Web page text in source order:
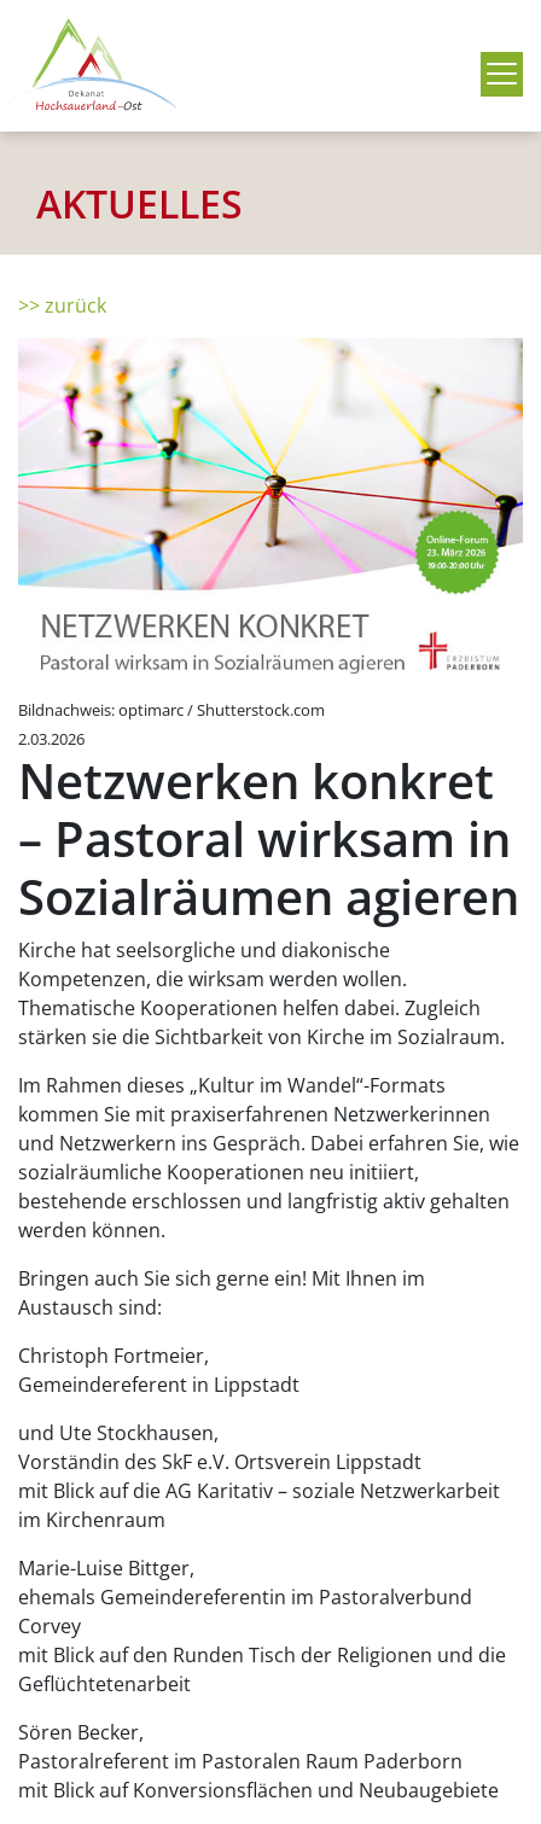
AKTUELLES
>> zurück
Bildnachweis: optimarc / Shutterstock.com
2.03.2026
Netzwerken konkret
– Pastoral wirksam in
Sozialräumen agieren
Kirche hat seelsorgliche und diakonische
Kompetenzen, die wirksam werden wollen.
Thematische Kooperationen helfen dabei. Zugleich
stärken sie die Sichtbarkeit von Kirche im Sozialraum.
Im Rahmen dieses „Kultur im Wandel“-Formats
kommen Sie mit praxiserfahrenen Netzwerkerinnen
und Netzwerkern ins Gespräch. Dabei erfahren Sie, wie
sozialräumliche Kooperationen neu initiiert,
bestehende erschlossen und langfristig aktiv gehalten
werden können.
Bringen auch Sie sich gerne ein! Mit Ihnen im
Austausch sind:
Christoph Fortmeier,
Gemeindereferent in Lippstadt
und Ute Stockhausen,
Vorständin des SkF e.V. Ortsverein Lippstadt
mit Blick auf die AG Karitativ – soziale Netzwerkarbeit
im Kirchenraum
Marie-Luise Bittger,
ehemals Gemeindereferentin im Pastoralverbund
Corvey
mit Blick auf den Runden Tisch der Religionen und die
Geflüchtetenarbeit
Sören Becker,
Pastoralreferent im Pastoralen Raum Paderborn
mit Blick auf Konversionsflächen und Neubaugebiete